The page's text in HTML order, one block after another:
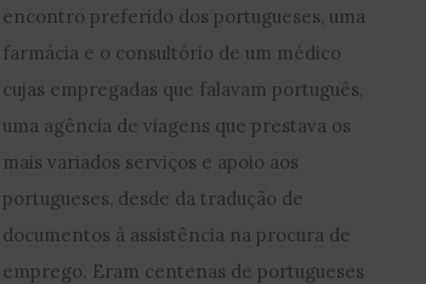
encontro preferido dos portugueses, uma
farmácia e o consultório de um médico
cujas empregadas que falavam português,
uma agência de viagens que prestava os
mais variados serviços e apoio aos
portugueses, desde da tradução de
documentos à assistência na procura de
emprego. Eram centenas de portugueses